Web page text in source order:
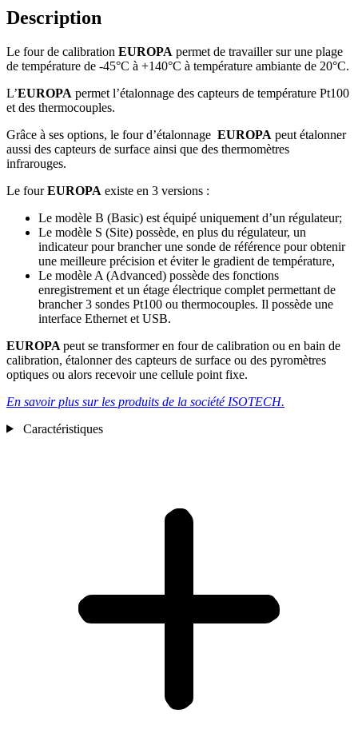
Description
Le four de calibration EUROPA permet de travailler sur une plage
de température de -45°C à +140°C à température ambiante de 20°C.
L’EUROPA permet l’étalonnage des capteurs de température Pt100
et des thermocouples.
Grâce à ses options, le four d’étalonnage EUROPA peut étalonner
aussi des capteurs de surface ainsi que des thermomètres
infrarouges.
Le fourEUROPA existe en 3 versions :
Le modèle B (Basic) est équipé uniquement d’un régulateur;
Le modèle S (Site) possède, en plus du régulateur, un
indicateur pour brancher une sonde de référence pour obtenir
une meilleure précision et éviter le gradient de température,
Le modèle A (Advanced) possède des fonctions
enregistrement et un étage électrique complet permettant de
brancher 3 sondes Pt100 ou thermocouples. Il possède une
interface Ethernet et USB.
EUROPA peut se transformer en four de calibration ou en bain de
calibration, étalonner des capteurs de surface ou des pyromètres
optiques ou alors recevoir une cellule point fixe.
En savoir plus sur les produits de la société ISOTECH.
Caractéristiques